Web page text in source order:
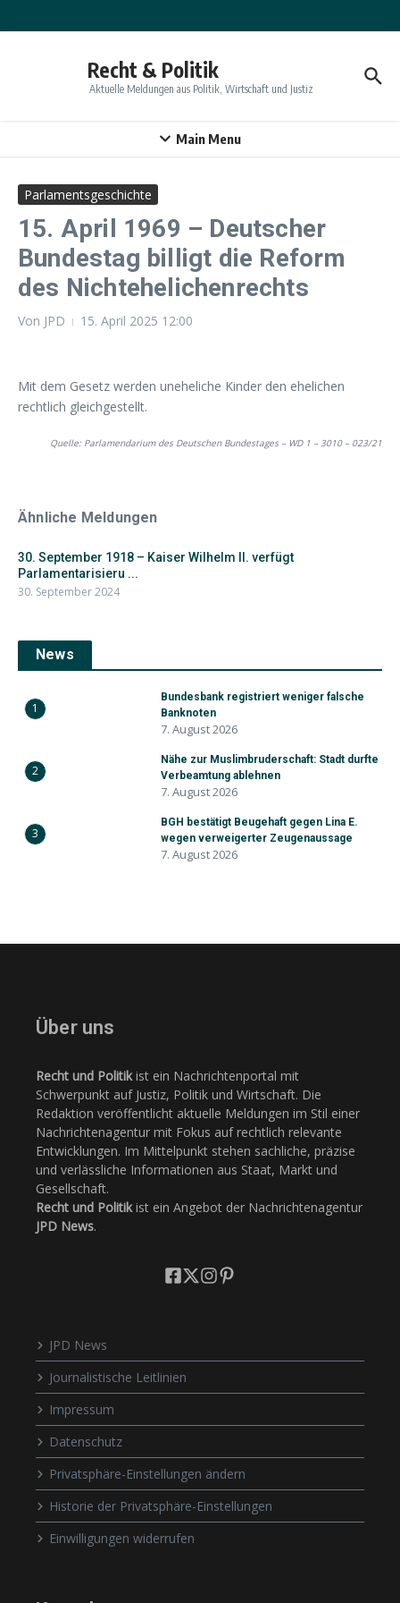
Recht & Politik
Aktuelle Meldungen aus Politik, Wirtschaft und Justiz
Main Menu
Parlamentsgeschichte
15. April 1969 – Deutscher
Bundestag billigt die Reform
des Nichtehelichenrechts
Von JPD 15. April 2025 12:00
Mit dem Gesetz werden uneheliche Kinder den ehelichen
rechtlich gleichgestellt.
Quelle: Parlamendarium des Deutschen Bundestages – WD 1 – 3010 – 023/21
Ähnliche Meldungen
30. September 1918 – Kaiser Wilhelm II. verfügt
Parlamentarisieru ...
30. September 2024
News
1
Bundesbank registriert weniger falsche
Banknoten
7. August 2026
2
Nähe zur Muslimbruderschaft: Stadt durfte
Verbeamtung ablehnen
7. August 2026
3
BGH bestätigt Beugehaft gegen Lina E.
wegen verweigerter Zeugenaussage
7. August 2026
Über uns
Recht und Politikist ein Nachrichtenportal mit
Schwerpunkt auf Justiz, Politik und Wirtschaft. Die
Redaktion veröffentlicht aktuelle Meldungen im Stil einer
Nachrichtenagentur mit Fokus auf rechtlich relevante
Entwicklungen. Im Mittelpunkt stehen sachliche, präzise
und verlässliche Informationen aus Staat, Markt und
Gesellschaft.
Recht und Politikist ein Angebot der Nachrichtenagentur
JPD News.
JPD News
Journalistische Leitlinien
Impressum
Datenschutz
Privatsphäre-Einstellungen ändern
Historie der Privatsphäre-Einstellungen
Einwilligungen widerrufen